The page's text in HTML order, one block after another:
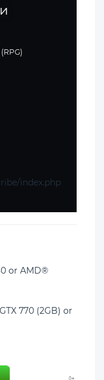
index.php
or AMD®
770 (2GB) or